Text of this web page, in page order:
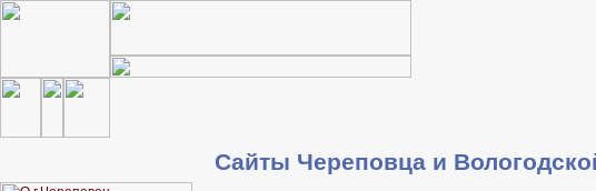
Сайты Череповца и